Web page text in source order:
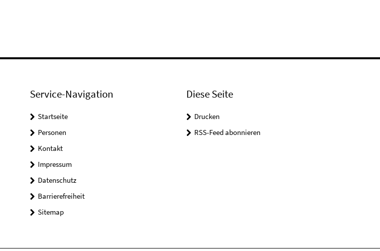
Service-Navigation
Startseite
Personen
Kontakt
Impressum
Datenschutz
Barrierefreiheit
Sitemap
Diese Seite
Drucken
RSS-Feed abonnieren